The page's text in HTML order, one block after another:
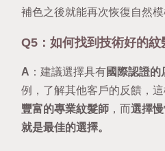
補色之後就能再次恢復自然模
Q5：如何找到技術好的紋
A ：建議選擇具有國際認證的
例，了解其他客戶的反饋，
豐富的專業紋髮師 ，而選擇
就是最佳的選擇。